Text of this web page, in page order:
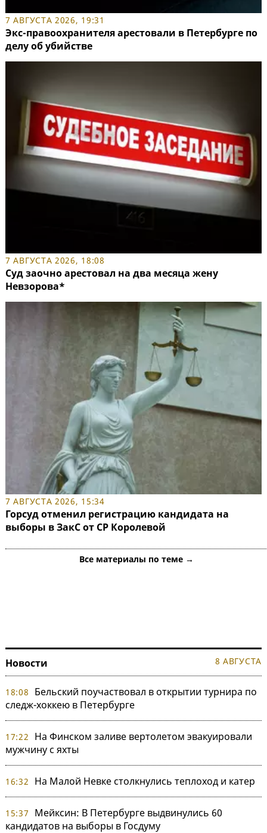
7 АВГУСТА 2026, 19:31
Экс-правоохранителя арестовали в Петербурге по
делу об убийстве
7 АВГУСТА 2026, 18:08
Суд заочно арестовал на два месяца жену
Невзорова*
7 АВГУСТА 2026, 15:34
Горсуд отменил регистрацию кандидата на
выборы в ЗакС от СР Королевой
Все материалы по теме →
Новости 8 АВГУСТА
18:08
Бельский поучаствовал в открытии турнира по
следж-хоккею в Петербурге
17:22
На Финском заливе вертолетом эвакуировали
мужчину с яхты
16:32 На Малой Невке столкнулись теплоход и катер
15:37
Мейксин: В Петербурге выдвинулись 60
кандидатов на выборы в Госдуму